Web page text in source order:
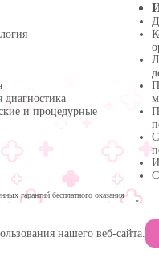
нашего веб-сайта.
диагностика
и процедурные
гарантий бесплатного оказания
оказания гражданам медицинской